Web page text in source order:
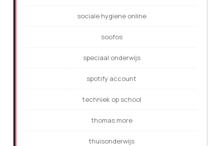
sociale hygiene online
soofos
speciaal onderwijs
spotify account
techniek op school
thomas more
thuisonderwijs